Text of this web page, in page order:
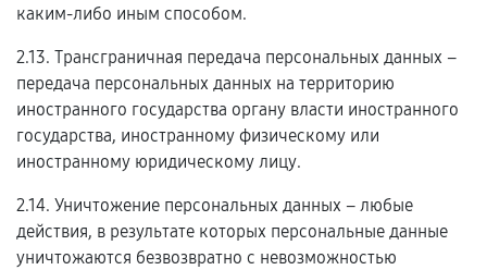
каким-либо иным способом.
2.13. Трансграничная передача персональных данных –
передача персональных данных на территорию
иностранного государства органу власти иностранного
государства, иностранному физическому или
иностранному юридическому лицу.
2.14. Уничтожение персональных данных – любые
действия, в результате которых персональные данные
уничтожаются безвозвратно с невозможностью